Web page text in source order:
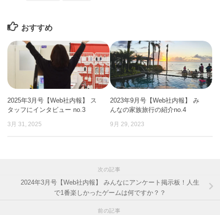
おすすめ
2025年3月号【Web社内報】 ス
タッフにインタビュー no.3
3月 31, 2025
2023年9月号【Web社内報】 み
んなの家族旅行の紹介no.4
9月 29, 2023
次の記事
2024年3月号【Web社内報】 みんなにアンケート掲示板！人生
で1番楽しかったゲームは何ですか？？
前の記事